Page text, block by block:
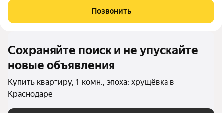
государственным технологическим университетом (КубГТУ),
что делает квартиру привлекательной для
Позвонить
Сохраняйте поиск и не упускайте
новые объявления
Купить квартиру, 1-комн., эпоха: хрущёвка в
Краснодаре